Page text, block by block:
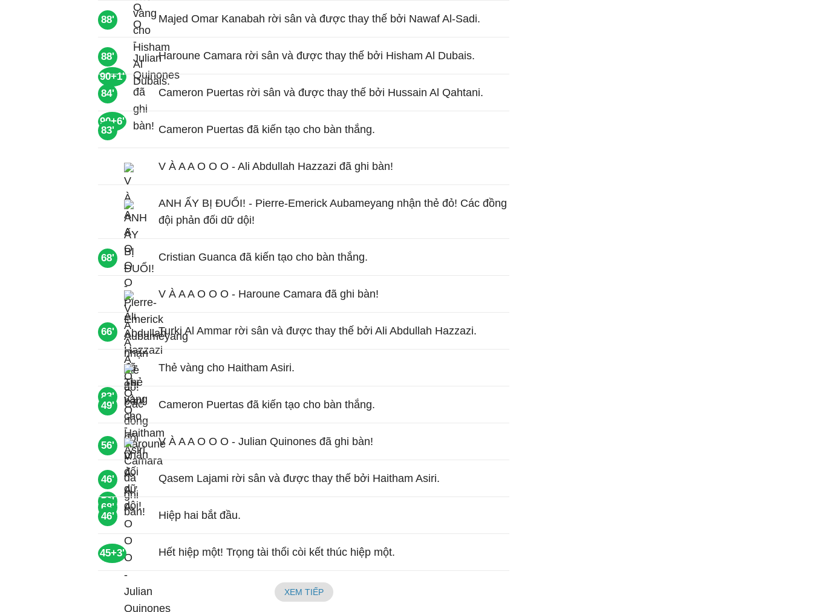
90+6'
90+1'
88' Majed Omar Kanabah rời sân và được thay thế bởi Nawaf Al-Sadi.
88' Haroune Camara rời sân và được thay thế bởi Hisham Al Dubais.
84' Cameron Puertas rời sân và được thay thế bởi Hussain Al Qahtani.
83' Cameron Puertas đã kiến tạo cho bàn thắng.
83'
V À A A O O O - Ali Abdullah Hazzazi đã ghi bàn!
79'
ANH ẤY BỊ ĐUỔI! - Pierre-Emerick Aubameyang nhận thẻ đỏ! Các đồng
đội phản đối dữ dội!
68' Cristian Guanca đã kiến tạo cho bàn thắng.
68'
V À A A O O O - Haroune Camara đã ghi bàn!
66' Turki Al Ammar rời sân và được thay thế bởi Ali Abdullah Hazzazi.
56'
Thẻ vàng cho Haitham Asiri.
49' Cameron Puertas đã kiến tạo cho bàn thắng.
V À A A O O O - Julian Quinones đã ghi bàn!
46' Qasem Lajami rời sân và được thay thế bởi Haitham Asiri.
46' Hiệp hai bắt đầu.
45+3' Hết hiệp một! Trọng tài thổi còi kết thúc hiệp một.
XEM TIẾP